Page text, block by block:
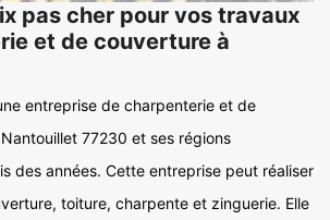
pas cher pour vos travaux
et de couverture à
entreprise de charpenterie et de
77230 et ses régions
des années. Cette entreprise peut réaliser
toiture, charpente et zinguerie. Elle